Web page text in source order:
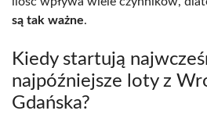
są tak ważne.
Kiedy startują
najpóźniejsze loty z
Gdańska?